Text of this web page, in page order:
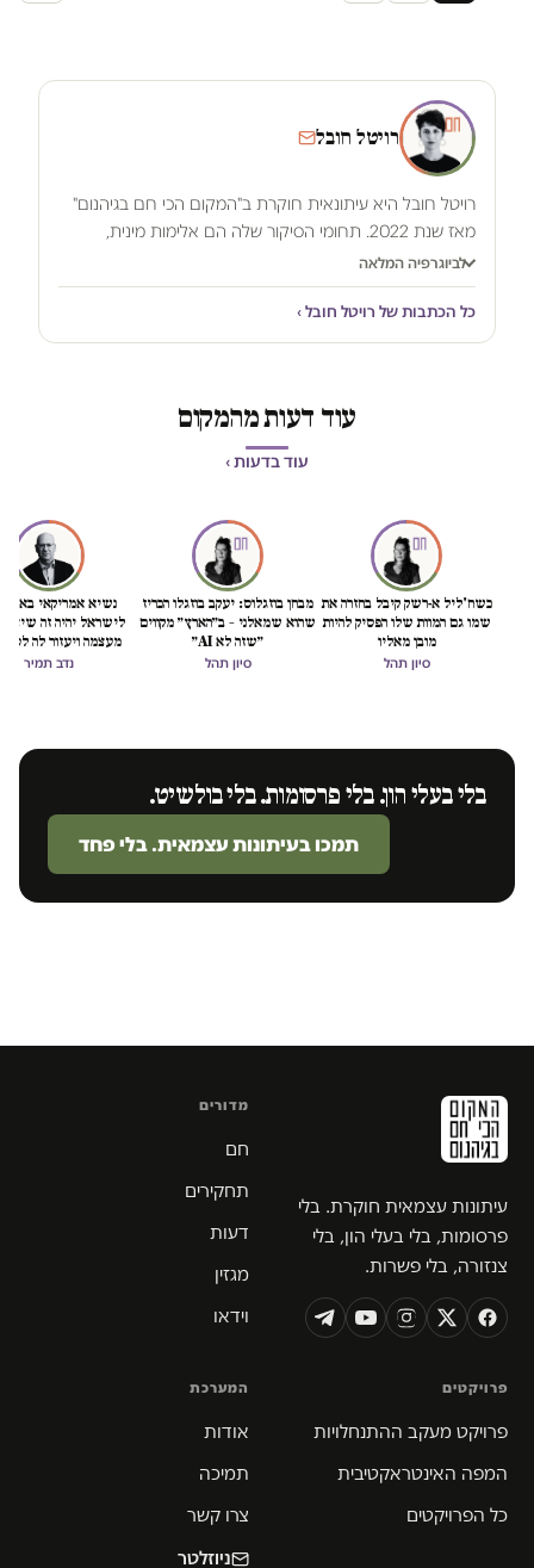
רויטל חובל
רויטל חובל היא עיתונאית חוקרת ב"המקום הכי חם בגיהנום"
מאז שנת 2022. תחומי הסיקור שלה הם אלימות מינית,
שחיתות וביקורת על מערכת המשפט והצבא. קודם לכן עבדה
חובל ככתבת המשפט של עיתון "הארץ" ובעברה עבדה גם
בתאגיד השידור הציבורי, מערכת "עובדה" ו"כלכליסט". חובל היא
עורכת דין בהכשרתה, בעלת תואר ראשון בתקשורת ומדעי
לביוגרפיה המלאה
כל הכתבות של רויטל חובל ›
עוד דעות מהמקום
עוד בדעות ›
כשח'ליל א-רשק קיבל בחזרה את
שמו גם המוות שלו הפסיק להיות
מובן מאליו
סיון תהל
מבחן בוזגלוס: יעקב בוזגלו הכריז
שהוא שמאלני – ב״הארץ״ מקווים
״שזה לא AI״
סיון תהל
נשיא אמריקאי באמת
לישראל יהיה זה
מעצמה ויעזור לה
הכיבוש
נדב תמיר
בלי בעלי הון. בלי פרסומות. בלי בולשיט.
תמכו בעיתונות עצמאית. בלי פחד
עיתונות עצמאית חוקרת. בלי
פרסומות, בלי בעלי הון, בלי
צנזורה, בלי פשרות.
מדורים
חם
תחקירים
דעות
מגזין
וידאו
פרויקטים
פרויקט מעקב ההתנחלויות
המפה האינטראקטיבית
כל הפרויקטים
המערכת
אודות
תמיכה
צרו קשר
ניוזלטר